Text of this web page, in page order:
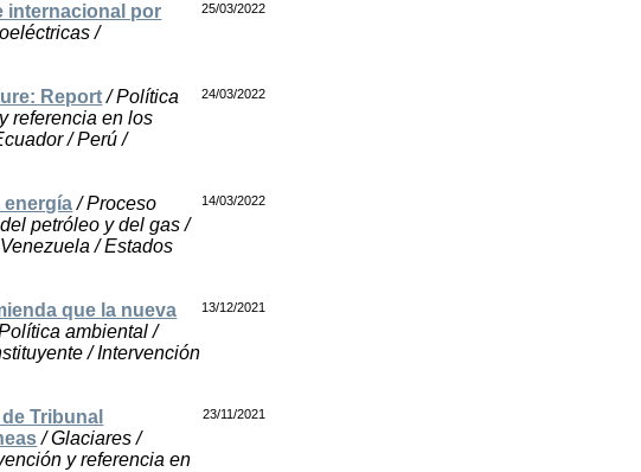
internacional por
/
25/03/2022
Report/ Política
referencia en los
/ Perú /
24/03/2022
energía/ Proceso
petróleo y del gas /
/ Estados
14/03/2022
que la nueva
ambiental /
/ Intervención
13/12/2021
Tribunal
/ Glaciares /
y referencia en
23/11/2021